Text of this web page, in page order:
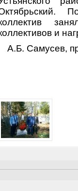
и
А.Б. Самусев,